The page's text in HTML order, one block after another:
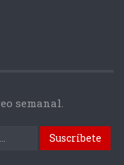
semanal.